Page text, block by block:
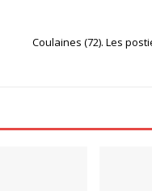
Coulaines (72). Les